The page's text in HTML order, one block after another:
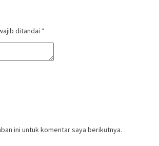
ditandai *
ini untuk komentar saya berikutnya.